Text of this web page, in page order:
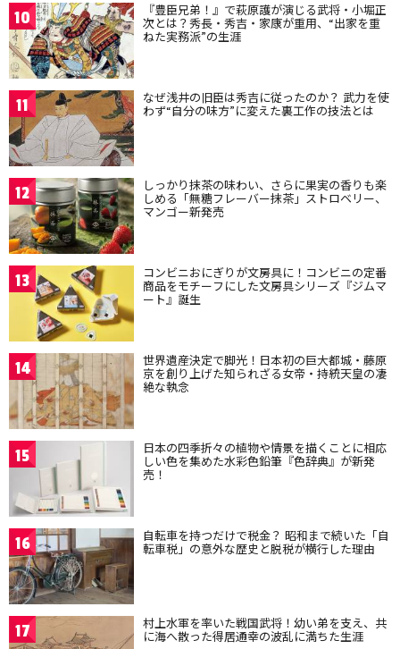
10 『豊臣兄弟！』で萩原護が演じる武将・小堀正
次とは？秀長・秀吉・家康が重用、“出家を重
ねた実務派”の生涯
11 なぜ浅井の旧臣は秀吉に従ったのか？ 武力を使
わず“自分の味方”に変えた裏工作の技法とは
12 しっかり抹茶の味わい、さらに果実の香りも楽
しめる「無糖フレーバー抹茶」ストロベリー、
マンゴー新発売
13 コンビニおにぎりが文房具に！コンビニの定番
商品をモチーフにした文房具シリーズ『ジムマ
ート』誕生
14 世界遺産決定で脚光！日本初の巨大都城・藤原
京を創り上げた知られざる女帝・持統天皇の凄
絶な執念
15 日本の四季折々の植物や情景を描くことに相応
しい色を集めた水彩色鉛筆『色辞典』が新発
売！
16 自転車を持つだけで税金？ 昭和まで続いた「自
転車税」の意外な歴史と脱税が横行した理由
17 村上水軍を率いた戦国武将！幼い弟を支え、共
に海へ散った得居通幸の波乱に満ちた生涯